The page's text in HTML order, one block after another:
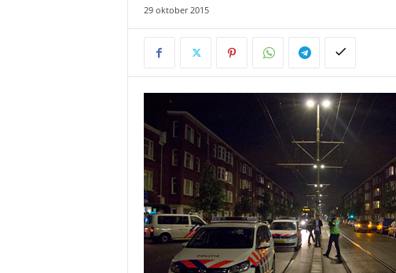
29 oktober 2015